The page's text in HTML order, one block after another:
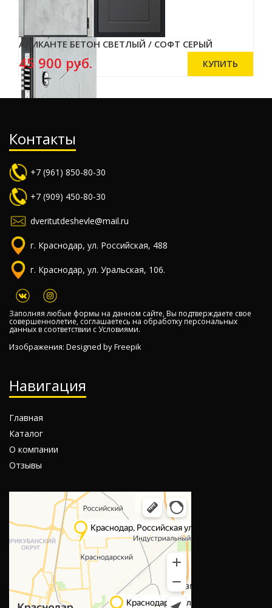
АЛИКАНТЕ БЕТОН СВЕТЛЫЙ / СОФТ СЕРЫЙ
45 900 руб.
Контакты
+7 (961) 850-80-30
+7 (909) 450-80-30
dveritutdeshevle@mail.ru
г. Краснодар, ул. Российская, 488
г. Краснодар, ул. Уральская, 106.
Заполняя любые формы на данном сайте, Вы подтверждаете свое
совершеннолетие, соглашаетесь на обработку персональных
данных в соответствии сУсловиями.
Изображения: Designed byFreepik
Навигация
Главная
Каталог
О компании
Отзывы